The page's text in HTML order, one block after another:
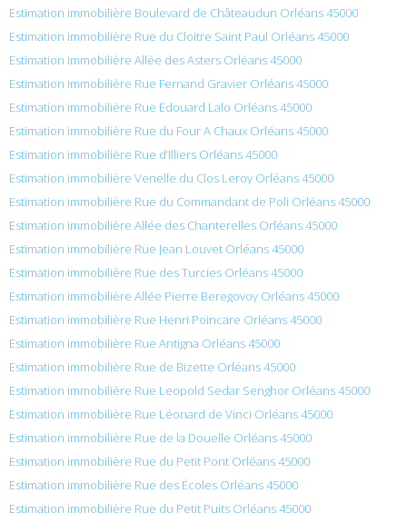
Estimation immobilière Boulevard de Châteaudun Orléans 45000
Estimation immobilière Rue du Cloitre Saint Paul Orléans 45000
Estimation immobilière Allée des Asters Orléans 45000
Estimation immobilière Rue Fernand Gravier Orléans 45000
Estimation immobilière Rue Édouard Lalo Orléans 45000
Estimation immobilière Rue du Four A Chaux Orléans 45000
Estimation immobilière Rue d’Illiers Orléans 45000
Estimation immobilière Venelle du Clos Leroy Orléans 45000
Estimation immobilière Rue du Commandant de Poli Orléans 45000
Estimation immobilière Allée des Chanterelles Orléans 45000
Estimation immobilière Rue Jean Louvet Orléans 45000
Estimation immobilière Rue des Turcies Orléans 45000
Estimation immobilière Allée Pierre Beregovoy Orléans 45000
Estimation immobilière Rue Henri Poincare Orléans 45000
Estimation immobilière Rue Antigna Orléans 45000
Estimation immobilière Rue de Bizette Orléans 45000
Estimation immobilière Rue Leopold Sedar Senghor Orléans 45000
Estimation immobilière Rue Léonard de Vinci Orléans 45000
Estimation immobilière Rue de la Douelle Orléans 45000
Estimation immobilière Rue du Petit Pont Orléans 45000
Estimation immobilière Rue des Écoles Orléans 45000
Estimation immobilière Rue du Petit Puits Orléans 45000